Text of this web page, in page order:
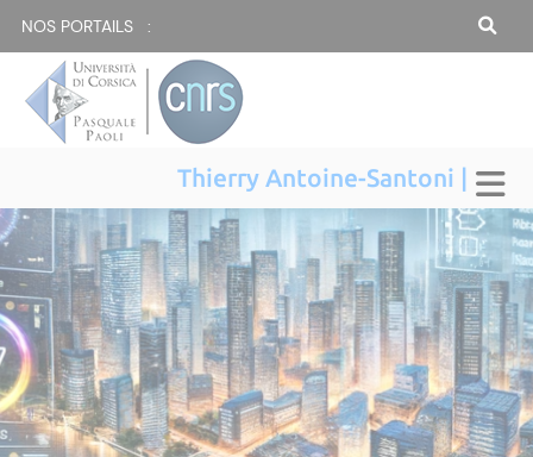
NOS PORTAILS :
Thierry Antoine-Santoni |